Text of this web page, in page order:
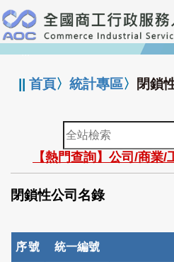
跳
到
主
要
:::
||首頁〉統計專區〉 閉鎖
全
站
檢
索
【熱門查詢】公司/商業/
閉鎖性公司名錄
序號 統一編號